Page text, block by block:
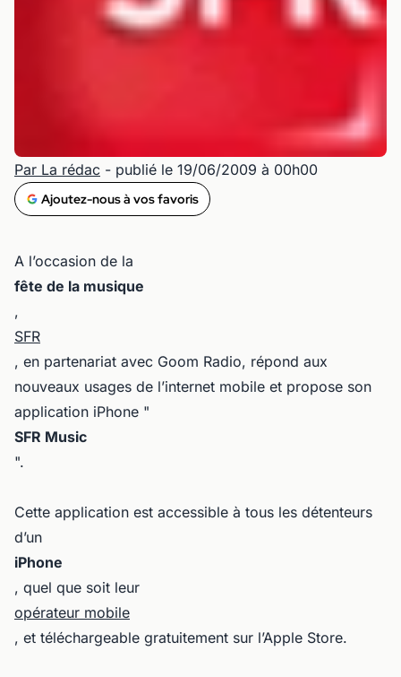
Par La rédac - publié le 19/06/2009 à 00h00
Ajoutez-nous à vos favoris
A l’occasion de la
fête de la musique
,
SFR
, en partenariat avec Goom Radio, répond aux
nouveaux usages de l’internet mobile et propose son
application iPhone "
SFR Music
".
Cette application est accessible à tous les détenteurs
d’un
iPhone
, quel que soit leur
opérateur mobile
, et téléchargeable gratuitement sur l’Apple Store.